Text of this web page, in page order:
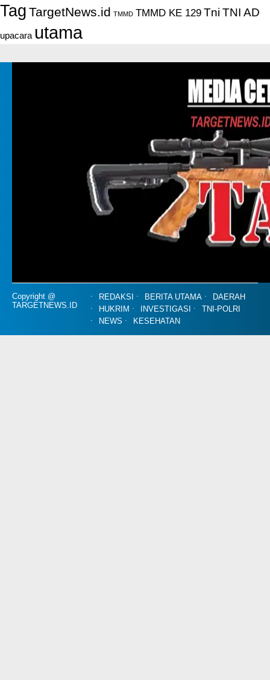
Tag TargetNews.id TMMD TMMD KE 129 Tni TNI AD
upacara utama
Copyright @
TARGETNEWS.ID
REDAKSI BERITA UTAMA
DAERAH
HUKRIM
INVESTIGASI
TNI-POLRI
NEWS
KESEHATAN